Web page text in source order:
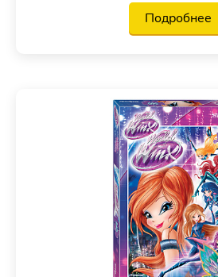
Подробнее